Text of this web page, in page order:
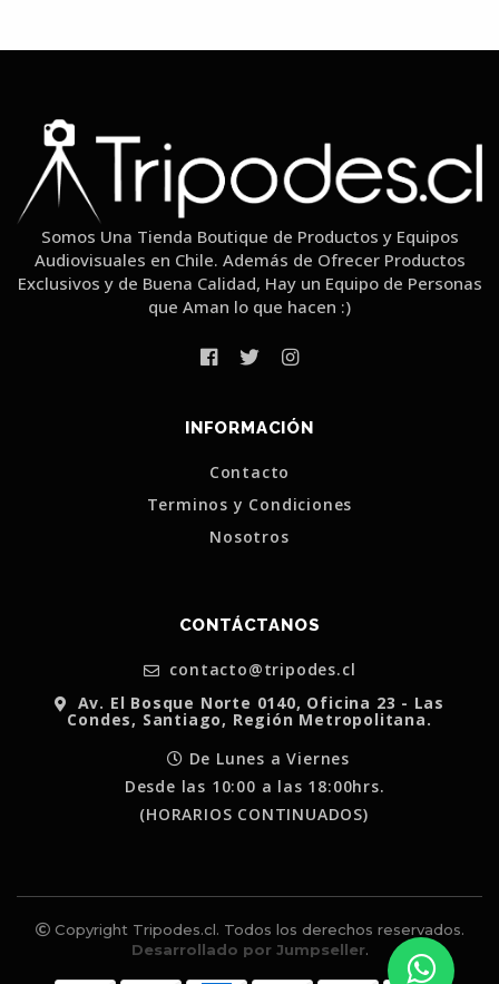
Somos Una Tienda Boutique de Productos y Equipos
Audiovisuales en Chile. Además de Ofrecer Productos
Exclusivos y de Buena Calidad, Hay un Equipo de Personas
que Aman lo que hacen :)
INFORMACIÓN
Contacto
Terminos y Condiciones
Nosotros
CONTÁCTANOS
contacto@tripodes.cl
Av. El Bosque Norte 0140, Oficina 23 - Las
Condes, Santiago, Región Metropolitana.
De Lunes a Viernes
Desde las 10:00 a las 18:00hrs.
(HORARIOS CONTINUADOS)
Copyright Tripodes.cl. Todos los derechos reservados.
Desarrollado por Jumpseller.